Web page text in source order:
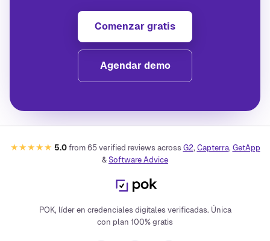
Comenzar gratis
Agendar demo
★★★★★ 5.0 from 65verified reviews across G2, Capterra, GetApp
& Software Advice
POK, líder en credenciales digitales verificadas. Única
con plan 100% gratis